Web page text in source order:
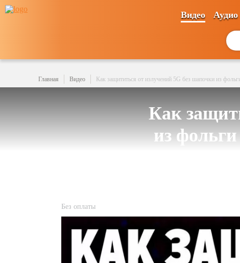
Видео Аудио
Главная Видео Как защититься от излучений 5G без шапочки из
Как
из фольги
Без оплаты